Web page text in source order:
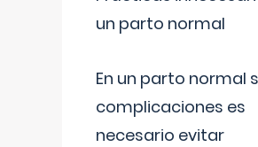
un parto normal
En un parto normal
complicaciones es
necesario evitar